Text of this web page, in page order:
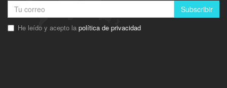
Subscribir
He leído y acepto la política de privacidad